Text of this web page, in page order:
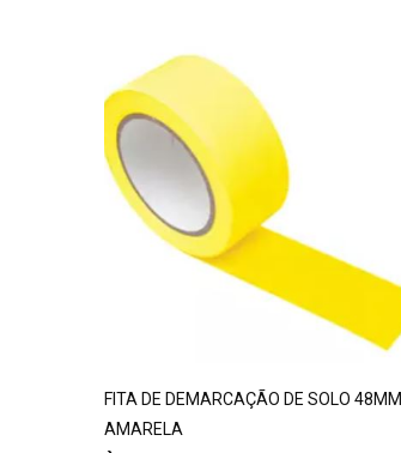
FITA DE DEMARCAÇÃO DE SOLO 48MM
AMARELA